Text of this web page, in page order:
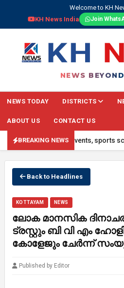
Welcome to KH
KH News India
Join
NEWS
NEWS TODAY DISTRICTS
ABOUT US CONTACT US
BREAKING NEWS
global events, sports
Back to Headlines
KOTTAYAM NEWS
ലോക മാനസിക
ട്രസ്റ്റും ബി വി എം
കോളേജും ചേർന്ന്
Published by Editor